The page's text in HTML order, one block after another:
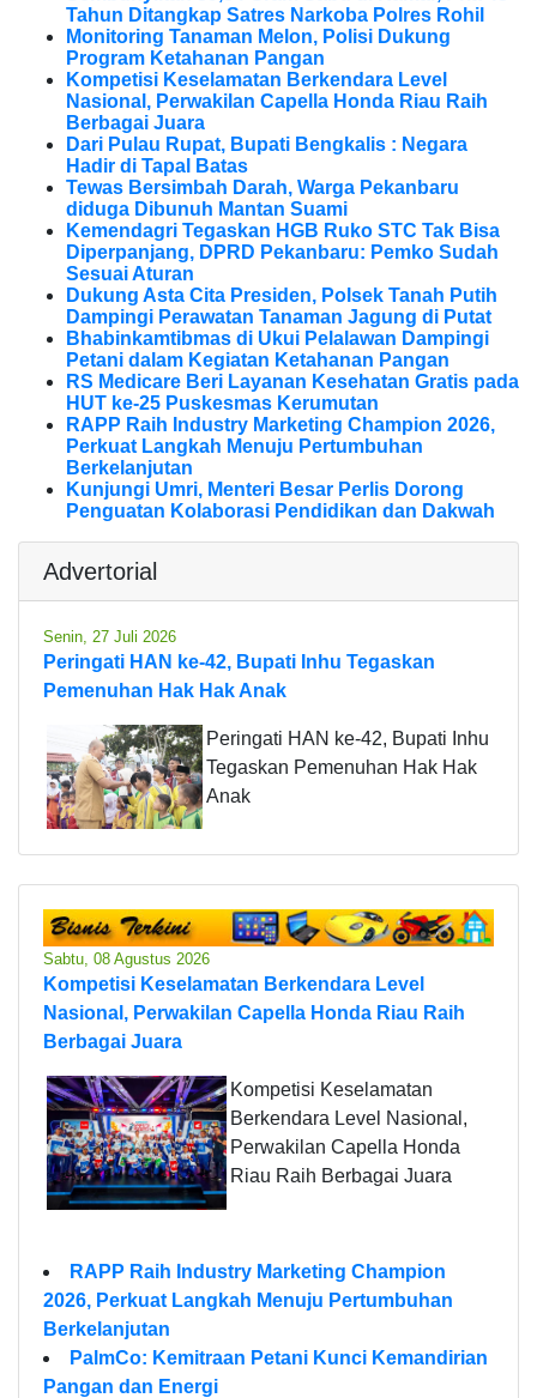
Tahun Ditangkap Satres Narkoba Polres Rohil
Monitoring Tanaman Melon, Polisi Dukung
Program Ketahanan Pangan
Kompetisi Keselamatan Berkendara Level
Nasional, Perwakilan Capella Honda Riau Raih
Berbagai Juara
Dari Pulau Rupat, Bupati Bengkalis : Negara
Hadir di Tapal Batas
Tewas Bersimbah Darah, Warga Pekanbaru
diduga Dibunuh Mantan Suami
Kemendagri Tegaskan HGB Ruko STC Tak Bisa
Diperpanjang, DPRD Pekanbaru: Pemko Sudah
Sesuai Aturan
Dukung Asta Cita Presiden, Polsek Tanah Putih
Dampingi Perawatan Tanaman Jagung di Putat
Bhabinkamtibmas di Ukui Pelalawan Dampingi
Petani dalam Kegiatan Ketahanan Pangan
RS Medicare Beri Layanan Kesehatan Gratis pada
HUT ke-25 Puskesmas Kerumutan
RAPP Raih Industry Marketing Champion 2026,
Perkuat Langkah Menuju Pertumbuhan
Berkelanjutan
Kunjungi Umri, Menteri Besar Perlis Dorong
Penguatan Kolaborasi Pendidikan dan Dakwah
Advertorial
Senin, 27 Juli 2026
Peringati HAN ke-42, Bupati Inhu Tegaskan
Pemenuhan Hak Hak Anak
Peringati HAN ke-42, Bupati Inhu
Tegaskan Pemenuhan Hak Hak
Anak
Sabtu, 08 Agustus 2026
Kompetisi Keselamatan Berkendara Level
Nasional, Perwakilan Capella Honda Riau Raih
Berbagai Juara
Kompetisi Keselamatan
Berkendara Level Nasional,
Perwakilan Capella Honda
Riau Raih Berbagai Juara
RAPP Raih Industry Marketing Champion
2026, Perkuat Langkah Menuju Pertumbuhan
Berkelanjutan
PalmCo: Kemitraan Petani Kunci Kemandirian
Pangan dan Energi